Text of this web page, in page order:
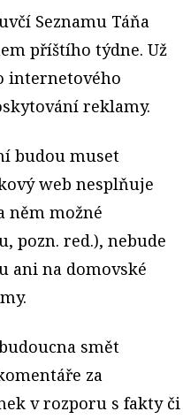
Seznamu Táňa
příštího týdne. Už
internetového
reklamy.
budou muset
web nesplňuje
něm možné
pozn. red.), nebude
ani na domovské
smět
za
v rozporu s fakty či